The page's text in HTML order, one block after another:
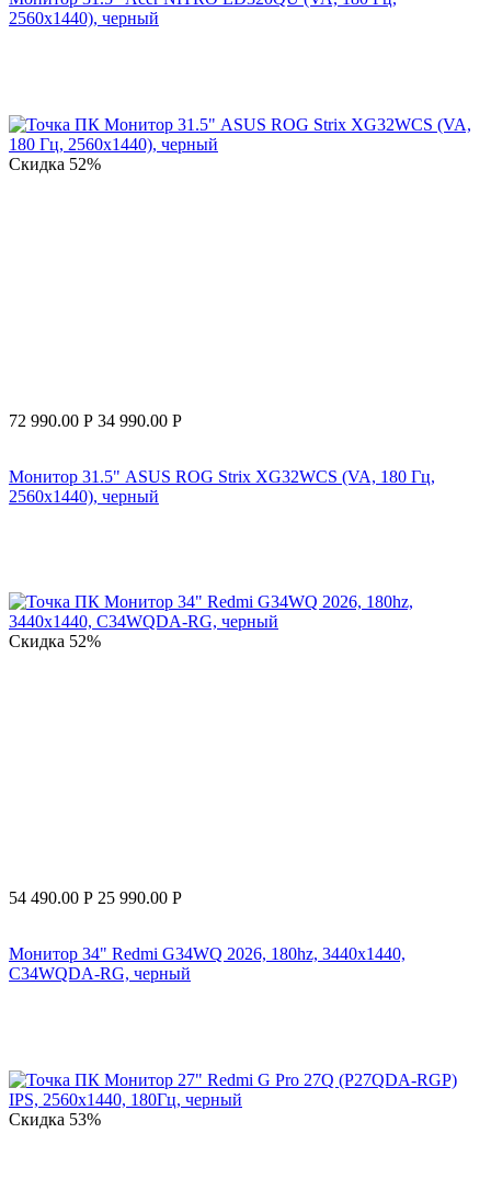
2560x1440), черный
Скидка 52%
72 990.00 Р 34 990.00 Р
Монитор 31.5" ASUS ROG Strix XG32WCS (VA, 180 Гц,
2560x1440), черный
Скидка 52%
54 490.00 Р 25 990.00 Р
Монитор 34" Redmi G34WQ 2026, 180hz, 3440x1440,
C34WQDA-RG, черный
Скидка 53%